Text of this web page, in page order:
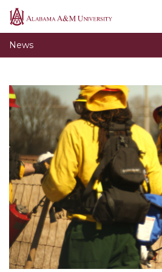
Alabama
News
News Detail 1
News Detail 3
Example